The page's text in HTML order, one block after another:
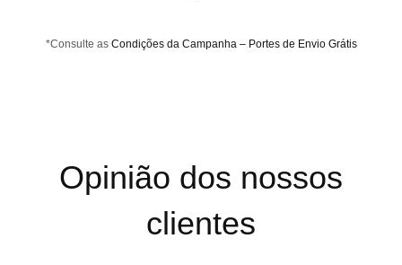
*Consulte as Condições da Campanha – Portes de Envio Grátis
Opinião dos nossos
clientes